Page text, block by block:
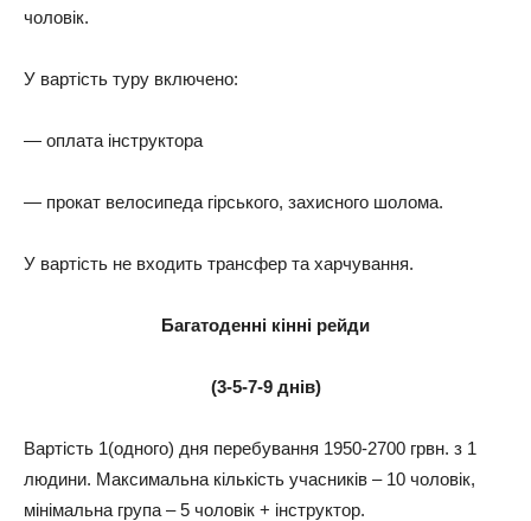
чоловік.
У вартість туру включено:
— оплата інструктора
— прокат велосипеда гірського, захисного шолома.
У вартість не входить трансфер та харчування.
Багатоденні кінні рейди
(3-5-7-9 днів)
Вартість 1(одного) дня перебування 1950-2700 грвн. з 1
людини. Максимальна кількість учасників – 10 чоловік,
мінімальна група – 5 чоловік + інструктор.